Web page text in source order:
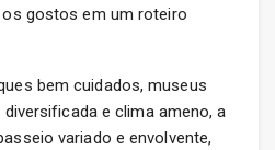
gostos em um roteiro
bem cuidados, museus
e clima ameno, a
variado e envolvente,